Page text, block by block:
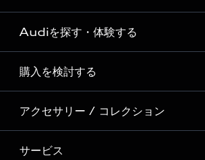
Audi ブランド
Story of Progress
Audi Sport
Formula 1®
デジタルサービス
Audiを探す・体験する
ディーラー検索
新車在庫検索
試乗車・展示車検索
購入を検討する
モデル一覧
特別仕様モデル / 限定モデル
アクセサリー / コレクション
純正アクセサリー
サービス